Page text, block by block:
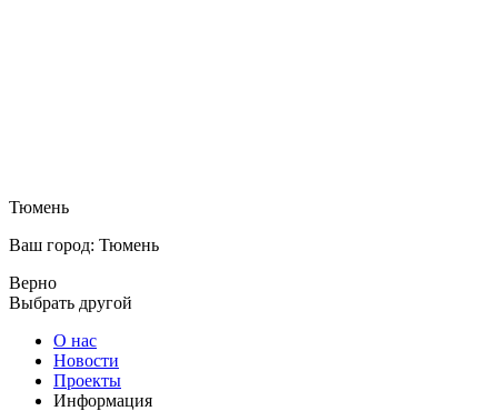
Тюмень
Ваш город: Тюмень
Верно
Выбрать другой
О нас
Новости
Проекты
Информация